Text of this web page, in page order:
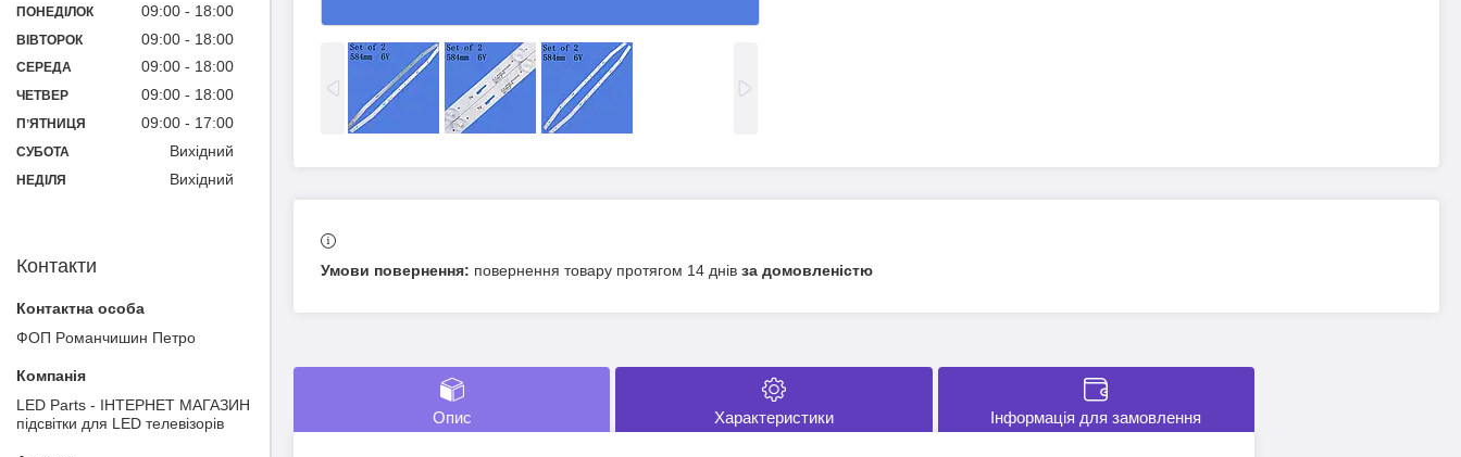
повернення товару протягом 14 днів за домовленістю
Опис Характеристики Інформація для замовлення
ПОНЕДІЛОК 09:00 18:00
ВІВТОРОК 09:00 18:00
СЕРЕДА 09:00 18:00
ЧЕТВЕР 09:00 18:00
ПʼЯТНИЦЯ 09:00 17:00
СУБОТА Вихідний
НЕДІЛЯ Вихідний
Контакти
ФОП Poмaнчишин Пeтрo
LED Parts - ІНТЕРНЕТ МАГАЗИН
підсвітки для LED телевізорів